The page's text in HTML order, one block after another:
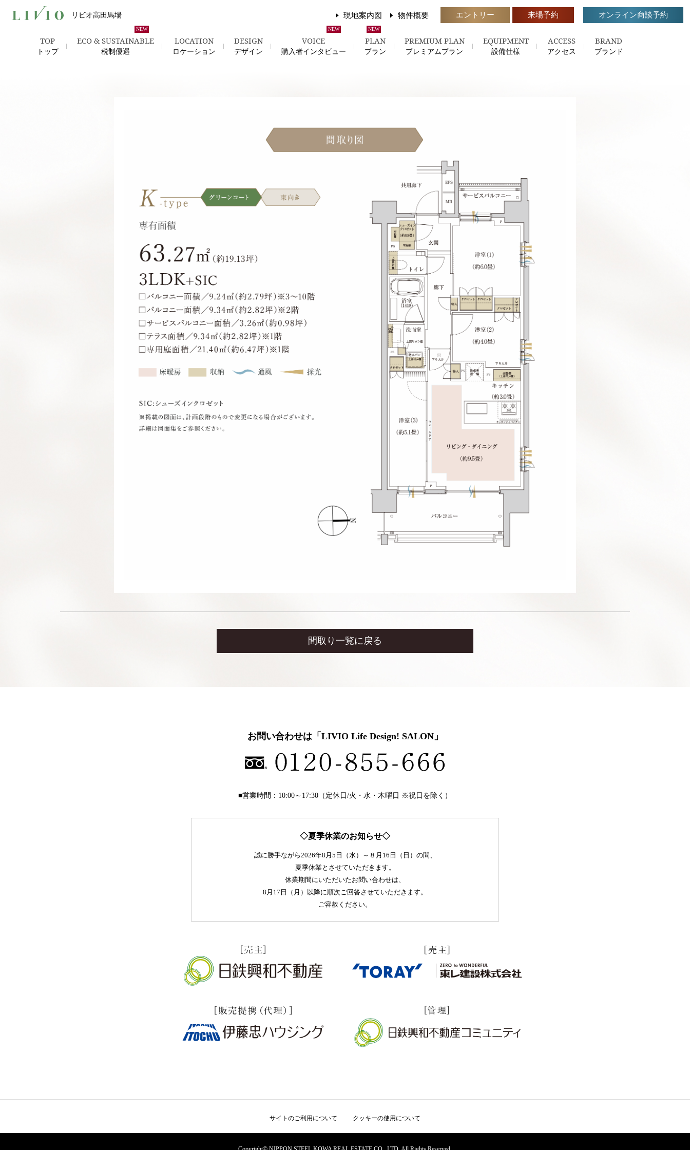
リビオ高田馬場 エントリー 来場予約 オンライン商談予約
現地案内図 物件概要
TOP
トップ
ECO & SUSTAINABLE
税制優遇
LOCATION
ロケーション
DESIGN
デザイン
VOICE
購入者インタビュー
PLAN
プラン
PREMIUM PLAN
プレミアムプラン
EQUIPMENT
設備仕様
ACCESS
アクセス
BRAND
ブランド
間取り一覧に戻る
お問い合わせは「LIVIO Life Design! SALON」
■営業時間：10:00～17:30（定休日/火・水・木曜日 ※祝日を除く）
◇夏季休業のお知らせ◇
誠に勝手ながら2026年8月5日（水）～８月16日（日）の間、
夏季休業とさせていただきます。
休業期間にいただいたお問い合わせは、
8月17日（月）以降に順次ご回答させていただきます。
ご容赦ください。
サイトのご利用について クッキーの使用について